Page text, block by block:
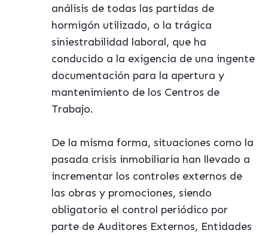
análisis de todas las partidas de
hormigón utilizado, o la trágica
siniestrabilidad laboral, que ha
conducido a la exigencia de una ingente
documentación para la apertura y
mantenimiento de los Centros de
Trabajo.
De la misma forma, situaciones como la
pasada crisis inmobiliaria han llevado a
incrementar los controles externos de
las obras y promociones, siendo
obligatorio el control periódico por
parte de Auditores Externos, Entidades